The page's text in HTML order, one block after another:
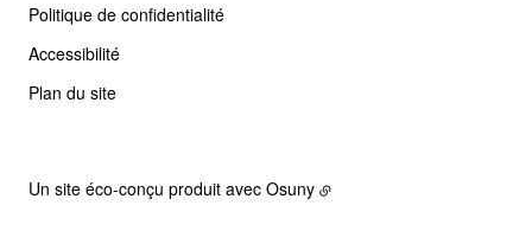
Politique de confidentialité
Accessibilité
Plan du site
Un site éco-conçu produit avec Osuny